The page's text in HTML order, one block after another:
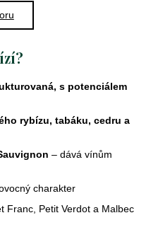
s potenciálem
rybízu, tabáku, cedru a
– dává vínům
charakter
Franc, Petit Verdot a Malbec